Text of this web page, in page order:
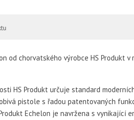
od chorvatského výrobce HS Produkt
HS Produkt určuje standard
pistole s řadou patentovaných
Echelon je navržena s vynikající